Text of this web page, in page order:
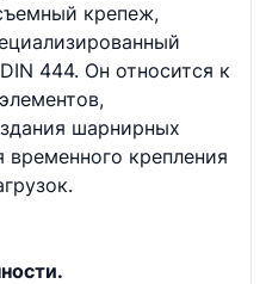
крепеж,
444. Он относится к
шарнирных
крепления